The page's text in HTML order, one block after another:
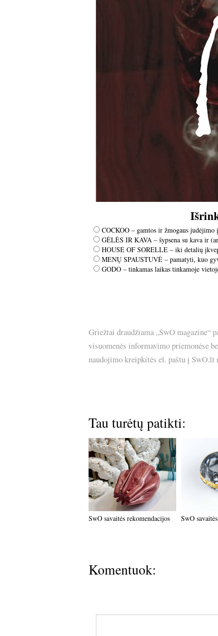
COCKOO – gamtos ir žmogaus judėjimo
GĖLĖS IR KAVA – šypsena su kava ir
HOUSE OF SORELLE – iki detalių
MENŲ SPAUSTUVĖ – pamatyti, kuo
GODO – tinkamas laikas tinkamoje
Griežtai draudžiama „SwO magazine“
visuomenės informavimo priemonėse
naudojimo kreipkitės el. paštu į
Tau turėtų patikti:
SwO savaitės rekomendacijos SwO
Komentuok: